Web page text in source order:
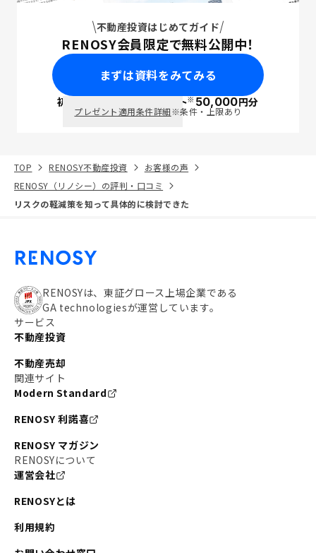
不動産投資はじめてガイド
RENOSY会員限定で無料公開中！
まずは資料をみてみる
初回面談で ポイント※50,000円分
プレゼント適用条件詳細※条件・上限あり
TOP RENOSY不動産投資
お客様の声
RENOSY（リノシー）の評判・口コミ
リスクの軽減策を知って具体的に検討できた
RENOSYは、東証グロース上場企業である
GA technologiesが運営しています。
サービス
不動産投資
不動産売却
関連サイト
Modern Standard
RENOSY 利諾喜
RENOSY マガジン
RENOSYについて
運営会社
RENOSYとは
利用規約